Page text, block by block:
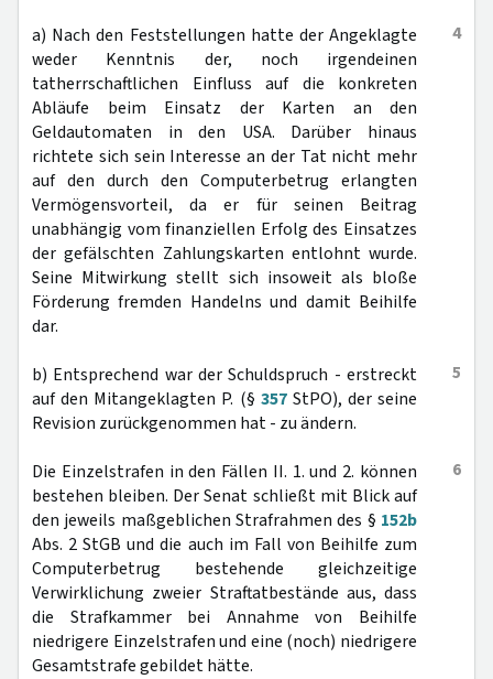
4
a) Nach den Feststellungen hatte der Angeklagte
weder Kenntnis der, noch irgendeinen
tatherrschaftlichen Einfluss auf die konkreten
Abläufe beim Einsatz der Karten an den
Geldautomaten in den USA. Darüber hinaus
richtete sich sein Interesse an der Tat nicht mehr
auf den durch den Computerbetrug erlangten
Vermögensvorteil, da er für seinen Beitrag
unabhängig vom finanziellen Erfolg des Einsatzes
der gefälschten Zahlungskarten entlohnt wurde.
Seine Mitwirkung stellt sich insoweit als bloße
Förderung fremden Handelns und damit Beihilfe
dar.
5
b) Entsprechend war der Schuldspruch - erstreckt
auf den Mitangeklagten P. (§ 357StPO), der seine
Revision zurückgenommen hat - zu ändern.
6
Die Einzelstrafen in den Fällen II. 1. und 2. können
bestehen bleiben. Der Senat schließt mit Blick auf
den jeweils maßgeblichen Strafrahmen des § 152b
Abs. 2 StGB und die auch im Fall von Beihilfe zum
Computerbetrug bestehende gleichzeitige
Verwirklichung zweier Straftatbestände aus, dass
die Strafkammer bei Annahme von Beihilfe
niedrigere Einzelstrafen und eine (noch) niedrigere
Gesamtstrafe gebildet hätte.